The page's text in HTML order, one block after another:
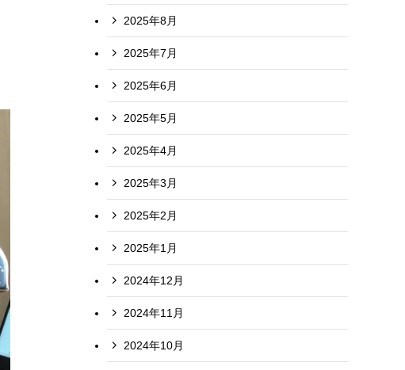
2025年8月
2025年7月
2025年6月
2025年5月
2025年4月
2025年3月
2025年2月
2025年1月
2024年12月
2024年11月
2024年10月